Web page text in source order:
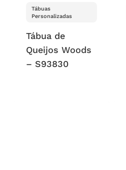
Tábuas
Personalizadas
Tábua de
Queijos Woods
– S93830